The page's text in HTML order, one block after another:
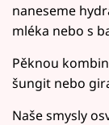
naneseme
mléka nebo s
Pěknou
šungit nebo
Naše smysly